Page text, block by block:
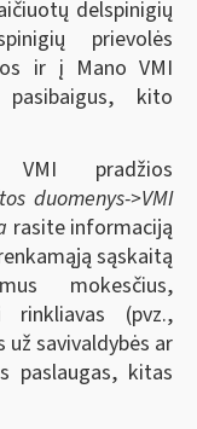
delspinigių
prievolės
ir į Mano VMI
kito
VMI pradžios
duomenys->VMI
rasite informaciją
sąskaitą
mokesčius,
rinkliavas (pvz.,
savivaldybės ar
paslaugas, kitas